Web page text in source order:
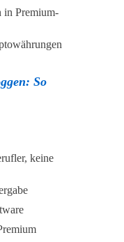
in Premium-
So
keine